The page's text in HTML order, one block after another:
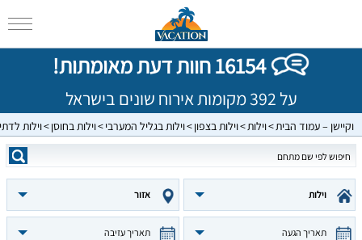
16154 חוות דעת מאומתות!
על 392 מקומות אירוח שונים בישראל
וקיישן – עמוד הבית וילות וילות בצפון וילות בגליל המערבי וילות בחוסן וילות
וילות אזור
תאריך הגעה תאריך עזיבה